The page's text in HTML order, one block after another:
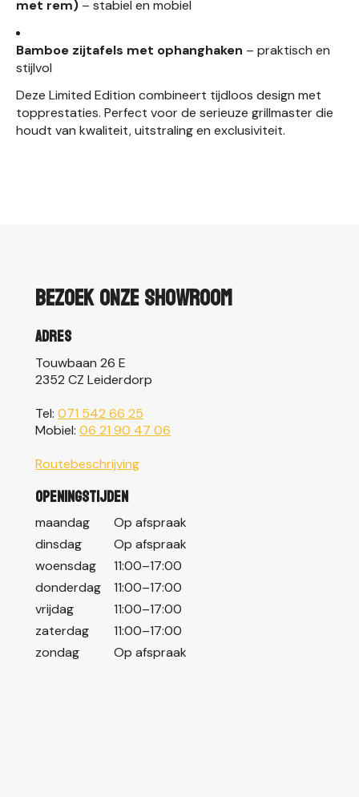
met rem) – stabiel en mobiel
Bamboe zijtafels met ophanghaken – praktisch en
stijlvol
Deze Limited Edition combineert tijdloos design met
topprestaties. Perfect voor de serieuze grillmaster die
houdt van kwaliteit, uitstraling en exclusiviteit.
Bezoek onze showroom
Adres
Touwbaan 26 E
2352 CZ Leiderdorp
Tel: 071 542 66 25
Mobiel: 06 21 90 47 06
Routebeschrijving
Openingstijden
maandag
Op afspraak
dinsdag
Op afspraak
woensdag
11:00–17:00
donderdag
11:00–17:00
vrijdag
11:00–17:00
zaterdag
11:00–17:00
zondag
Op afspraak